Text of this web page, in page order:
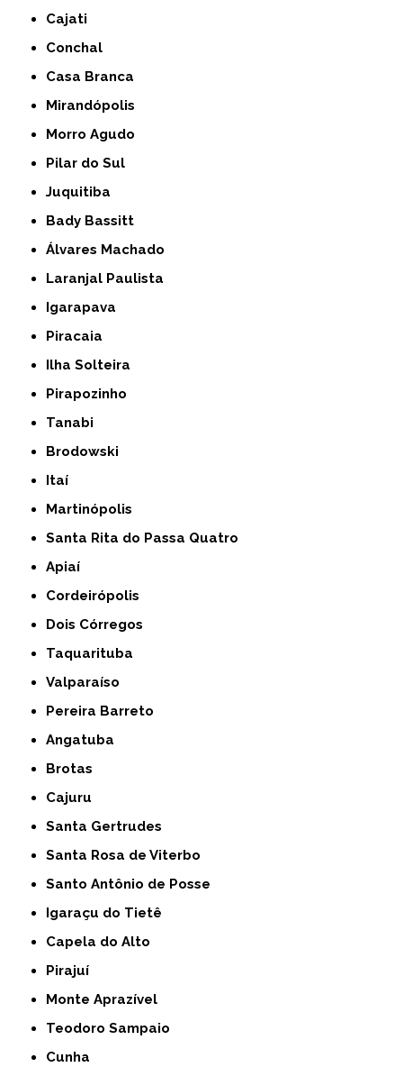
Cajati
Conchal
Casa Branca
Mirandópolis
Morro Agudo
Pilar do Sul
Juquitiba
Bady Bassitt
Álvares Machado
Laranjal Paulista
Igarapava
Piracaia
Ilha Solteira
Pirapozinho
Tanabi
Brodowski
Itaí
Martinópolis
Santa Rita do Passa Quatro
Apiaí
Cordeirópolis
Dois Córregos
Taquarituba
Valparaíso
Pereira Barreto
Angatuba
Brotas
Cajuru
Santa Gertrudes
Santa Rosa de Viterbo
Santo Antônio de Posse
Igaraçu do Tietê
Capela do Alto
Pirajuí
Monte Aprazível
Teodoro Sampaio
Cunha